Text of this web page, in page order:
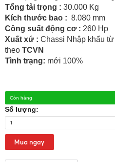
Tổng tải trọng : 30.000 Kg
Kích thước bao : 8.080 mm
Công suất động cơ : 260 Hp
Xuất xứ : Chassi Nhập khẩu từ
theo TCVN
Tình trạng: mới 100%
Còn hàng
Số lượng:
Mua ngay